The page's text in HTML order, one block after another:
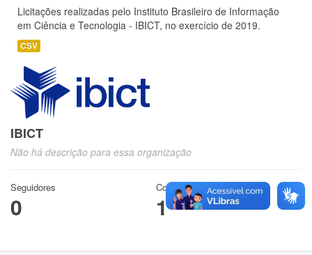
Licitações realizadas pelo Instituto Brasileiro de Informação
em Ciência e Tecnologia - IBICT, no exercício de 2019.
CSV
IBICT
Não há descrição para essa organização
Seguidores
0
Conjuntos de dados
1